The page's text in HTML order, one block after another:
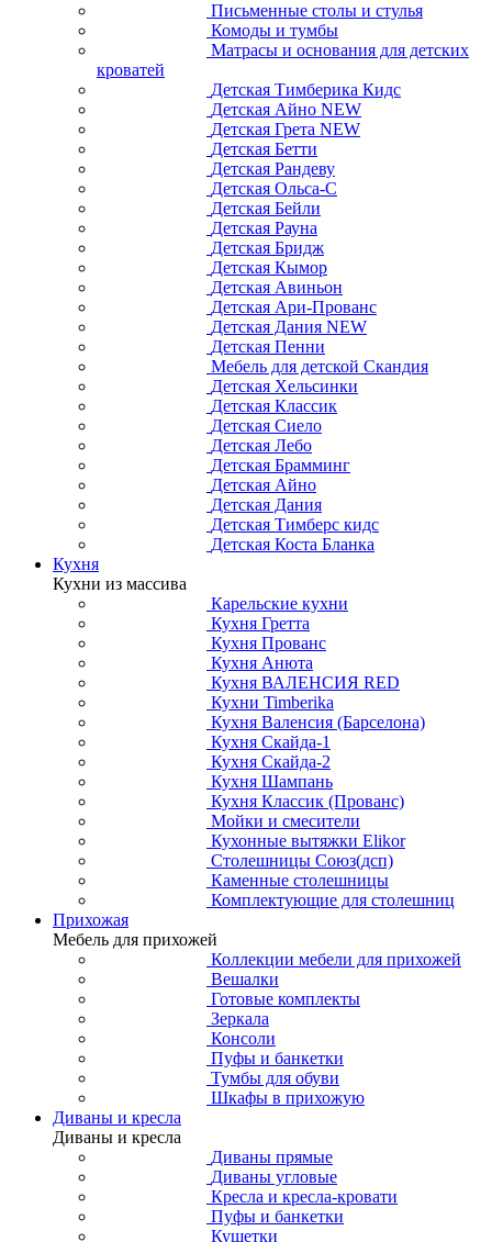
Письменные столы и стулья
Комоды и тумбы
Матрасы и основания для детских
кроватей
Детская Тимберика Кидс
Детская Айно NEW
Детская Грета NEW
Детская Бетти
Детская Рандеву
Детская Ольса-С
Детская Бейли
Детская Рауна
Детская Бридж
Детская Кымор
Детская Авиньон
Детская Ари-Прованс
Детская Дания NEW
Детская Пенни
Мебель для детской Скандия
Детская Хельсинки
Детская Классик
Детская Сиело
Детская Лебо
Детская Брамминг
Детская Айно
Детская Дания
Детская Тимберс кидс
Детская Коста Бланка
Кухня
Кухни из массива
Карельские кухни
Кухня Гретта
Кухня Прованс
Кухня Анюта
Кухня ВАЛЕНСИЯ RED
Кухни Timberika
Кухня Валенсия (Барселона)
Кухня Скайда-1
Кухня Скайда-2
Кухня Шампань
Кухня Классик (Прованс)
Мойки и смесители
Кухонные вытяжки Elikor
Столешницы Союз(дсп)
Каменные столешницы
Комплектующие для столешниц
Прихожая
Мебель для прихожей
Коллекции мебели для прихожей
Вешалки
Готовые комплекты
Зеркала
Консоли
Пуфы и банкетки
Тумбы для обуви
Шкафы в прихожую
Диваны и кресла
Диваны и кресла
Диваны прямые
Диваны угловые
Кресла и кресла-кровати
Пуфы и банкетки
Кушетки